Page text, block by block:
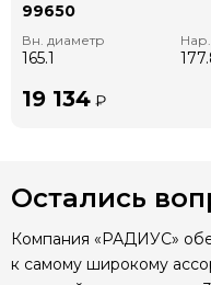
99650
Вн. диаметр
165.1
19 134 ₽
Остались
Компания «РАДИУС»
к самому широкому